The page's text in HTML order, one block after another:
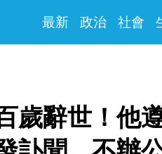
最新 政治 社會
歲辭世！他